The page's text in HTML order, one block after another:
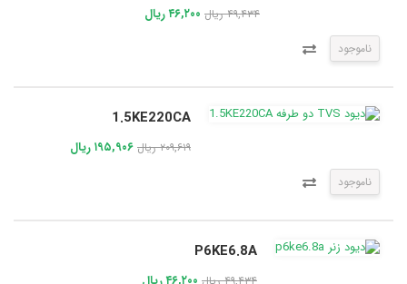
۴۹,۴۳۴ ریال ۴۶,۲۰۰ ریال
ناموجود
1.5KE220CA
۲۰۹,۶۱۹ ریال ۱۹۵,۹۰۶ ریال
ناموجود
P6KE6.8A